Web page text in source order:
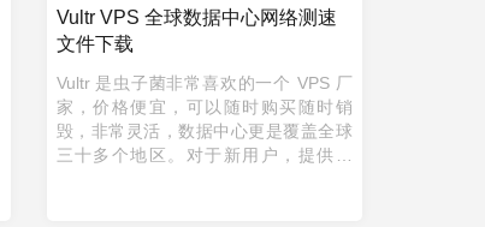
Vultr VPS 全球数据中心网络测速
文件下载
Vultr 是虫子菌非常喜欢的一个 VPS 厂
家，价格便宜，可以随时购买随时销
毁，非常灵活，数据中心更是覆盖全球
三十多个地区。对于新用户，提供了